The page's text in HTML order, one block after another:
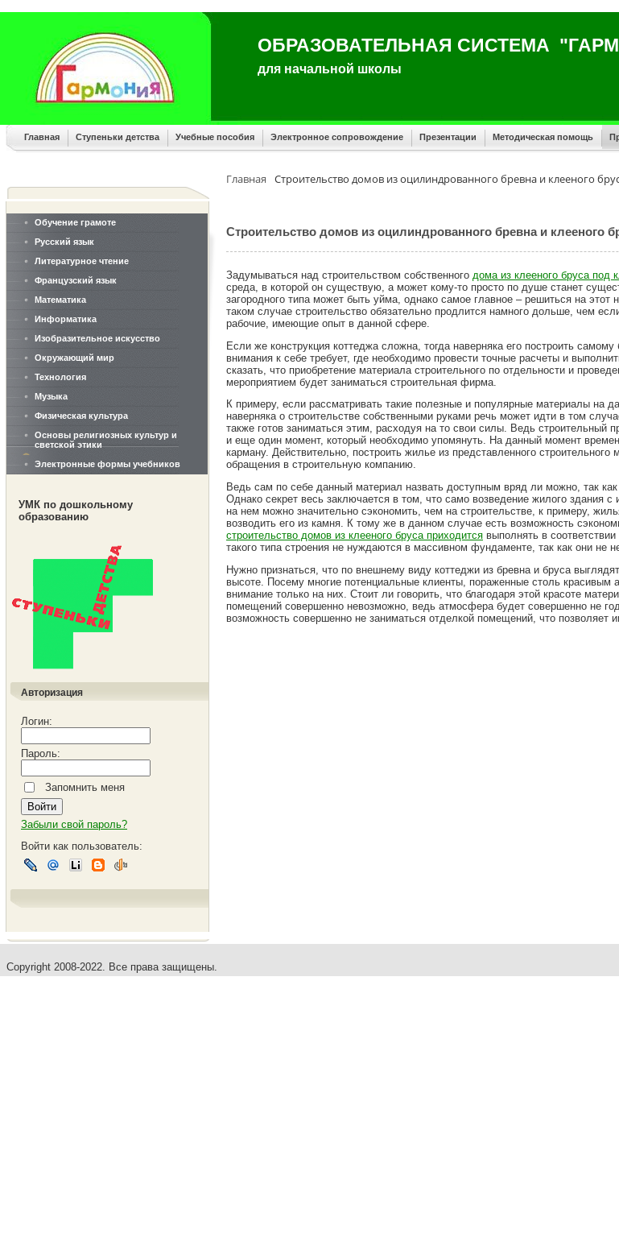
ОБРАЗОВАТЕЛЬНАЯ СИСТЕМА
для начальной школы
Главная Ступеньки детства Учебные пособия Электронное сопровождение Презентации Методическая помощь
Обучение грамоте
Русский язык
Литературное чтение
Французский язык
Математика
Информатика
Изобразительное искусство
Окружающий мир
Технология
Музыка
Физическая культура
Основы религиозных культур и
светской этики
Электронные формы учебников
УМК по дошкольному
образованию
Авторизация
Логин:
Пароль:
Запомнить меня
Забыли свой пароль?
Войти как пользователь:
Главная Строительство домов из оцилиндрованного бревна и клееного
Строительство домов из оцилиндрованного бревна и клееного
Задумываться над строительством собственного дома из клееного бруса под
среда, в которой он существую, а может кому-то просто по душе станет
загородного типа может быть уйма, однако самое главное – решиться на
таком случае строительство обязательно продлится намного дольше, чем
рабочие, имеющие опыт в данной сфере.
Если же конструкция коттеджа сложна, тогда наверняка его построить
внимания к себе требует, где необходимо провести точные расчеты и
сказать, что приобретение материала строительного по отдельности и
мероприятием будет заниматься строительная фирма.
К примеру, если рассматривать такие полезные и популярные материалы на
наверняка о строительстве собственными руками речь может идти в том
также готов заниматься этим, расходуя на то свои силы. Ведь строительный
и еще один момент, который необходимо упомянуть. На данный момент
карману. Действительно, построить жилье из представленного
обращения в строительную компанию.
Ведь сам по себе данный материал назвать доступным вряд ли можно, так
Однако секрет весь заключается в том, что само возведение жилого здания
на нем можно значительно сэкономить, чем на строительстве, к примеру,
возводить его из камня. К тому же в данном случае есть возможность
строительство домов из клееного бруса приходится выполнять в
такого типа строения не нуждаются в массивном фундаменте, так как они не
Нужно признаться, что по внешнему виду коттеджи из бревна и бруса
высоте. Посему многие потенциальные клиенты, пораженные столь красивым
внимание только на них. Стоит ли говорить, что благодаря этой красоте
помещений совершенно невозможно, ведь атмосфера будет совершенно не
возможность совершенно не заниматься отделкой помещений, что позволяет
Copyright 2008-2022. Все права защищены.